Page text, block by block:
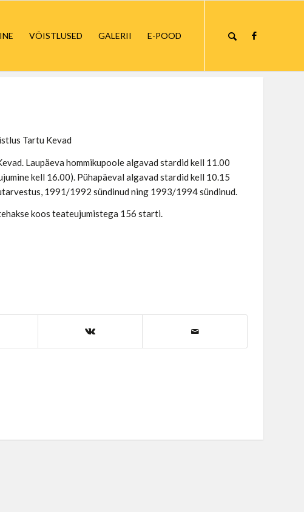
VÕISTLUSED GALERII E-POOD
Tartu Kevad
Laupäeva hommikupoole algavad stardid kell 11.00
kell 16.00). Pühapäeval algavad stardid kell 10.15
1991/1992 sündinud ning 1993/1994 sündinud.
koos teateujumistega 156 starti.